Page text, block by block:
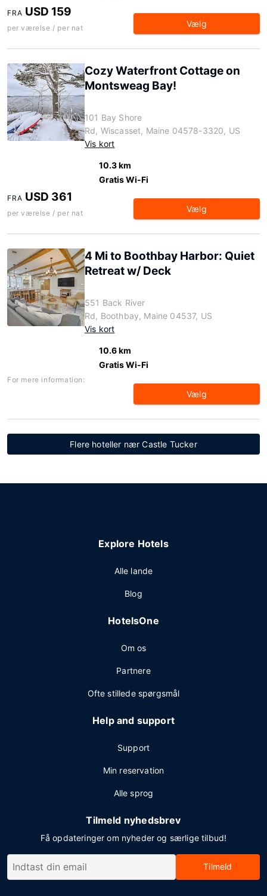
FRA USD 159
per værelse / per nat Vælg
Cozy Waterfront Cottage on
Montsweag Bay!
101 Bay Shore
Rd, Wiscasset, Maine 04578-3320, US
Vis kort
10.3 km
Gratis Wi-Fi
FRA USD 361
per værelse / per nat Vælg
4 Mi to Boothbay Harbor: Quiet
Retreat w/ Deck
551 Back River
Rd, Boothbay, Maine 04537, US
Vis kort
10.6 km
Gratis Wi-Fi
For mere information:
Vælg
Flere hoteller nær Castle Tucker
Explore Hotels
Alle lande
Blog
HotelsOne
Om os
Partnere
Ofte stillede spørgsmål
Help and support
Support
Min reservation
Alle sprog
Tilmeld nyhedsbrev
Få opdateringer om nyheder og særlige tilbud!
Tilmeld